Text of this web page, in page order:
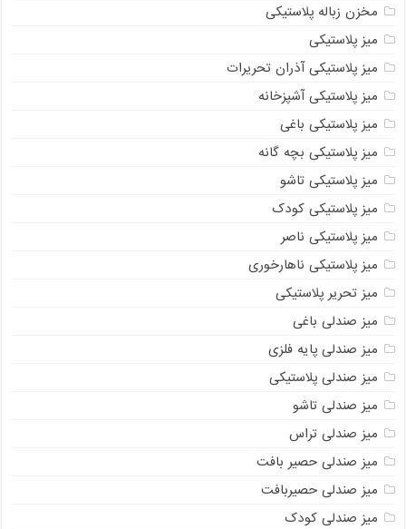
مخزن زباله پلاستیکی
میز پلاستیکی
میز پلاستیکی آذران تحریرات
میز پلاستیکی آشپزخانه
میز پلاستیکی باغی
میز پلاستیکی بچه گانه
میز پلاستیکی تاشو
میز پلاستیکی کودک
میز پلاستیکی ناصر
میز پلاستیکی ناهارخوری
میز تحریر پلاستیکی
میز صندلی باغی
میز صندلی پایه فلزی
میز صندلی پلاستیکی
میز صندلی تاشو
میز صندلی تراس
میز صندلی حصیر بافت
میز صندلی حصیربافت
میز صندلی کودک